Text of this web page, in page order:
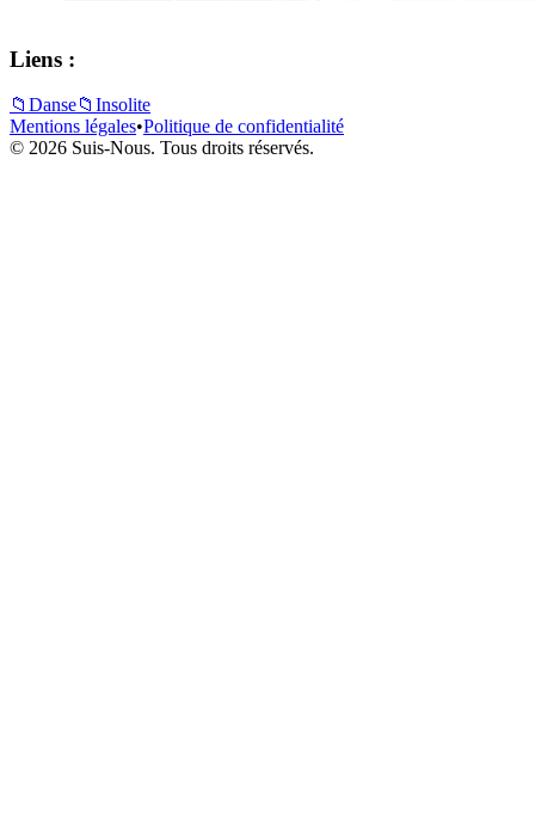
Liens :
📁 Danse📁 Insolite
Mentions légales•Politique de confidentialité
© 2026 Suis-Nous. Tous droits réservés.